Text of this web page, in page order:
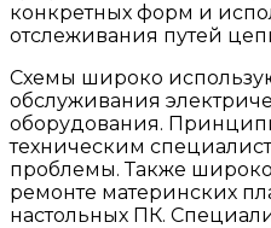
конкретных форм и
отслеживания путей
Cхемы широко
обслуживания
оборудования.
техническим
проблемы. Также
ремонте материнских
настольных ПК.